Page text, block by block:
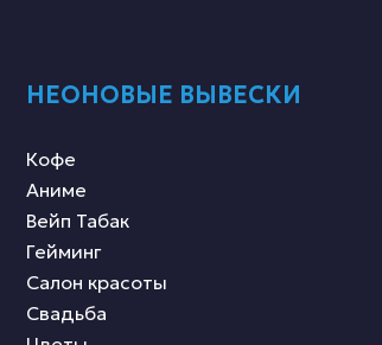
НЕОНОВЫЕ ВЫВЕСКИ
Кофе
Аниме
Вейп Табак
Гейминг
Салон красоты
Свадьба